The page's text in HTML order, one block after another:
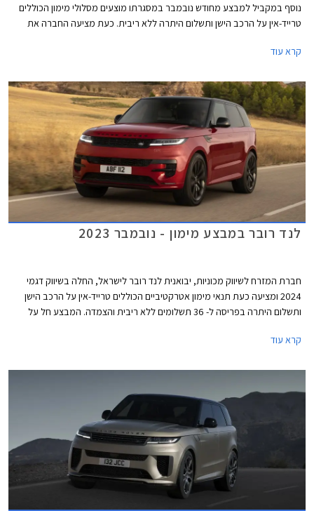
נוסף במקביל למבצע מחודש נובמבר במסגרתו מוצעים מסלולי מימון הכוללים
טרייד-אין על הרכב הישן ותשלום היתרה ללא ריבית. כעת מציעה החברה את
לרוכשים לחסוך את עליית המס שתיכנס לתוקף בינואר הקרוב. המבצע תקף בין
קרא עוד
לנד רובר במבצע מימון - נובמבר 2023
חברת המזרח לשיווק מכוניות, יבואנית לנד רובר לישראל, החלה בשיווק דגמי
2024 ומציעה כעת תנאי מימון אטרקטיביים הכוללים טרייד-אין על הרכב הישן
ותשלום היתרה בפריסה ל- 36 תשלומים ללא ריבית והצמדה. המבצע חל על
קרא עוד